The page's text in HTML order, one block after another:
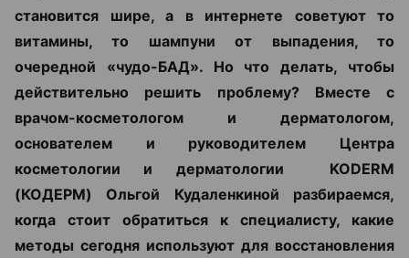
становится шире, а в интернете советуют то
витамины, то шампуни от выпадения, то
очередной «чудо-БАД». Но что делать, чтобы
действительно решить проблему? Вместе с
врачом-косметологом и дерматологом,
основателем и руководителем Центра
косметологии и дерматологии KODERM
(КОДЕРМ) Ольгой Кудаленкиной разбираемся,
когда стоит обратиться к специалисту, какие
методы сегодня используют для восстановления